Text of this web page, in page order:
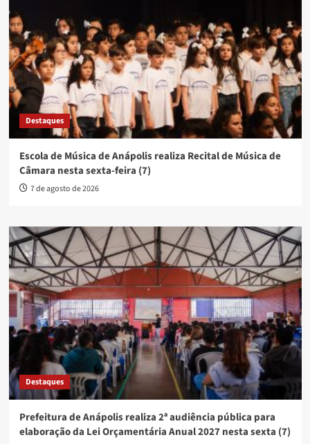
Destaques
Escola de Música de Anápolis realiza Recital de Música de
Câmara nesta sexta-feira (7)
7 de agosto de 2026
Destaques
Prefeitura de Anápolis realiza 2ª audiência pública para
elaboração da Lei Orçamentária Anual 2027 nesta sexta (7)